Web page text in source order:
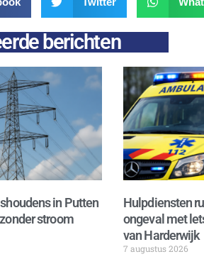
berichten
in Putten
stroom
Hulpdiensten
ongeval met
van Harderwijk
7 augustus 2026